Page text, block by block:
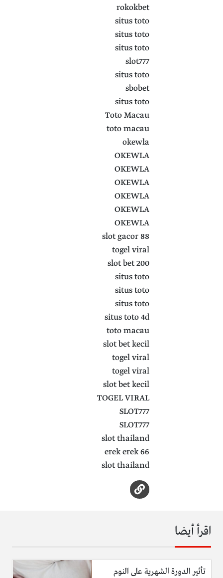
rokokbet
situs toto
situs toto
situs toto
slot777
situs toto
sbobet
situs toto
Toto Macau
toto macau
okewla
OKEWLA
OKEWLA
OKEWLA
OKEWLA
OKEWLA
OKEWLA
slot gacor 88
togel viral
slot bet 200
situs toto
situs toto
situs toto
situs toto 4d
toto macau
slot bet kecil
togel viral
togel viral
slot bet kecil
TOGEL VIRAL
SLOT777
SLOT777
slot thailand
erek erek 66
slot thailand
اقرأ أيضا
تأثير الدورة الشهرية على النوم